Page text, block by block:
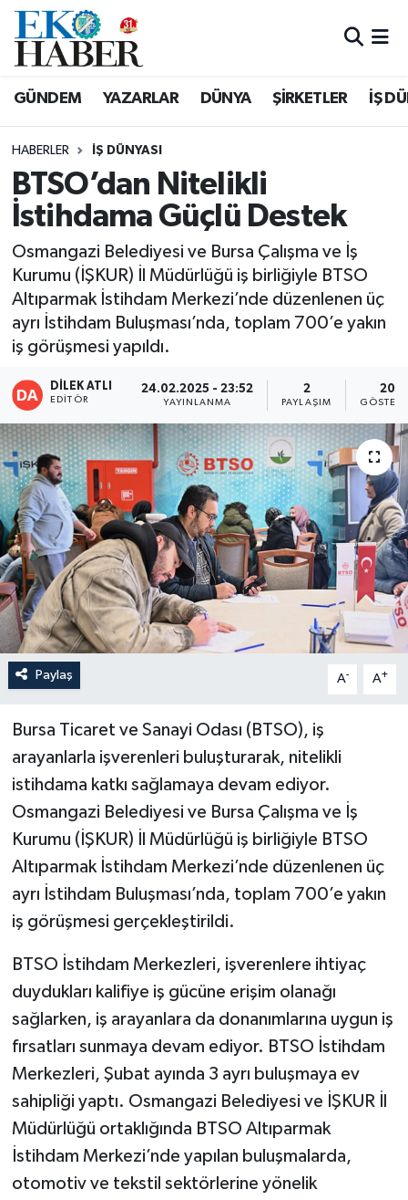
GÜNDEM YAZARLAR DÜNYA ŞİRKETLER İŞ
HABERLER İŞ DÜNYASI
BTSO’dan Nitelikli
İstihdama Güçlü Destek
Osmangazi Belediyesi ve Bursa Çalışma ve İş
Kurumu (İŞKUR) İl Müdürlüğü iş birliğiyle BTSO
Altıparmak İstihdam Merkezi’nde düzenlenen üç
ayrı İstihdam Buluşması’nda, toplam 700’e yakın
iş görüşmesi yapıldı.
DİLEK ATLI
EDITÖR
24.02.2025 - 23:52
YAYINLANMA
2
PAYLAŞIM
20
Paylaş A- A+
Bursa Ticaret ve Sanayi Odası (BTSO), iş
arayanlarla işverenleri buluşturarak, nitelikli
istihdama katkı sağlamaya devam ediyor.
Osmangazi Belediyesi ve Bursa Çalışma ve İş
Kurumu (İŞKUR) İl Müdürlüğü iş birliğiyle BTSO
Altıparmak İstihdam Merkezi’nde düzenlenen üç
ayrı İstihdam Buluşması’nda, toplam 700’e yakın
iş görüşmesi gerçekleştirildi.
BTSO İstihdam Merkezleri, işverenlere ihtiyaç
duydukları kalifiye iş gücüne erişim olanağı
sağlarken, iş arayanlara da donanımlarına uygun iş
fırsatları sunmaya devam ediyor. BTSO İstihdam
Merkezleri, Şubat ayında 3 ayrı buluşmaya ev
sahipliği yaptı. Osmangazi Belediyesi ve İŞKUR İl
Müdürlüğü ortaklığında BTSO Altıparmak
İstihdam Merkezi’nde yapılan buluşmalarda,
otomotiv ve tekstil sektörlerine yönelik
Hava Durumu
Tüm Manşetler
Son Dakika Haberleri
Haber Arşivi